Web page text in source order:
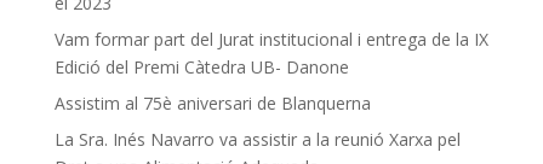
Vam formar part del Jurat institucional i entrega de la IX
Edició del Premi Càtedra UB- Danone
Assistim al 75è aniversari de Blanquerna
La Sra. Inés Navarro va assistir a la reunió Xarxa pel